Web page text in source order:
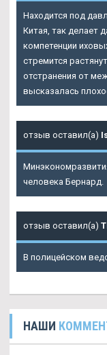
Находится под
Китая, так делает
компетенции
стремится
отстранения от
высказалась
отзыв оставил(а)
человека Бернард.
отзыв оставил(а)
В полицейском
НАШИ